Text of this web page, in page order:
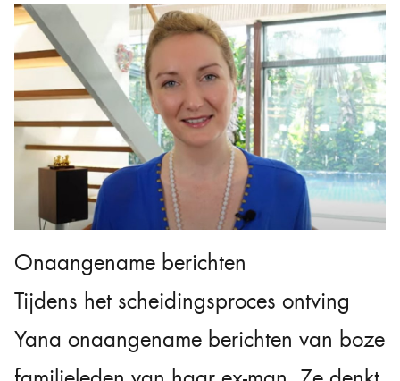
Onaangename berichten
Tijdens het scheidingsproces ontving
Yana onaangename berichten van boze